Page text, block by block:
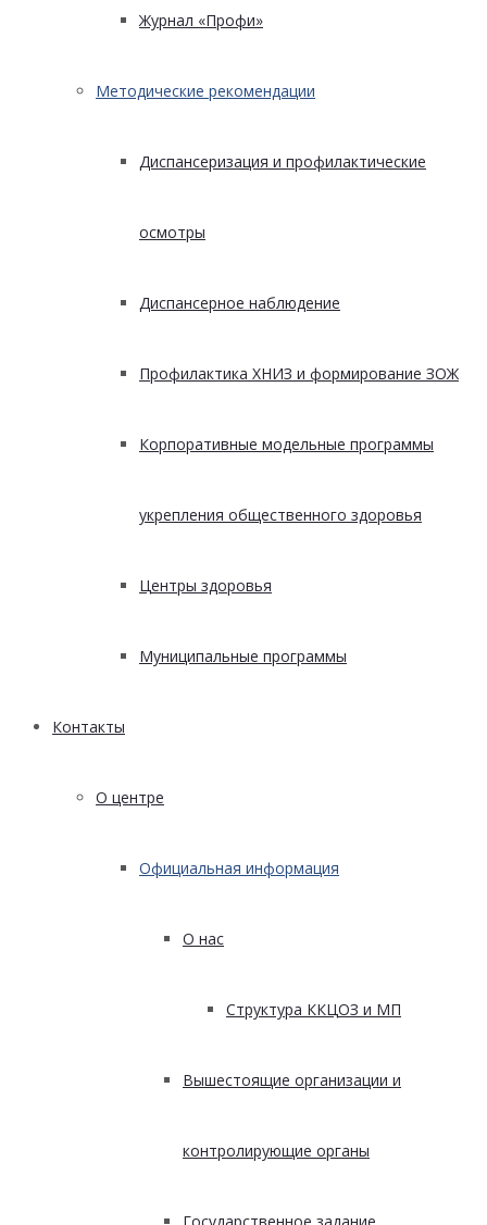
Журнал «Профи»
Методические рекомендации
Диспансеризация и профилактические
осмотры
Диспансерное наблюдение
Профилактика ХНИЗ и формирование ЗОЖ
Корпоративные модельные программы
укрепления общественного здоровья
Центры здоровья
Муниципальные программы
Контакты
О центре
Официальная информация
О нас
Структура ККЦОЗ и МП
Вышестоящие организации и
контролирующие органы